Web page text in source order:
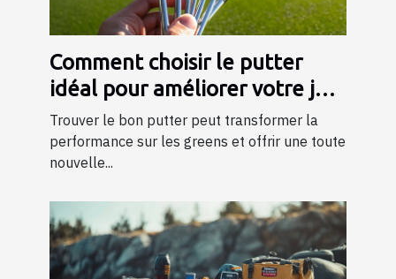
Comment choisir le putter
idéal pour améliorer votre jeu
?
Trouver le bon putter peut transformer la
performance sur les greens et offrir une toute
nouvelle...